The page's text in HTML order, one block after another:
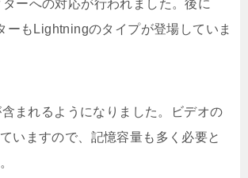
ーへの対応が行われました。後に
ーもLightningのタイプが登場していま
まれるようになりました。ビデオの
いますので、記憶容量も多く必要と